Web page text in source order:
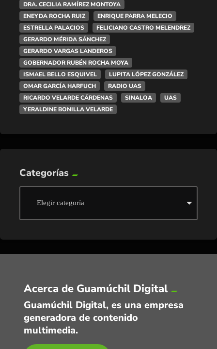
DRA. CECILIA RAMÍREZ MONTOYA
ENEYDA ROCHA RUIZ
ENRIQUE PARRA MELECIO
ESTRELLA PALACIOS
FELICIANO CASTRO MELENDREZ
GERARDO MÉRIDA SÁNCHEZ
GERARDO VARGAS LANDEROS
GOBERNADOR RUBÉN ROCHA MOYA
ISMAEL BELLO ESQUIVEL
LUPITA LÓPEZ GONZÁLEZ
OMAR GARCÍA HARFUCH
RADIO UAS
RICARDO VELARDE CÁRDENAS
SINALOA
UAS
YERALDINE BONILLA VELARDE
Categorías
Acerca de Guamúchil Digital
Guamúchil Digital, es una empresa
generadora de contenido
multimedia.